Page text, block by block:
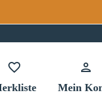
Du hast 0
Mein